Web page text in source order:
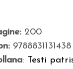
200
9788831131438
: Testi